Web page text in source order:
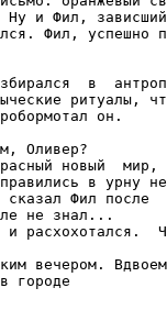
Ну и Фил,
Фил, успешно
в
ритуалы,
он.
Оливер?
новый  мир,
в урну
Фил после
не знал...
расхохотался.
вечером.
городе